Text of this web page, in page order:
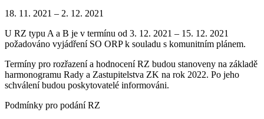
18. 11. 2021 – 2. 12. 2021
U RZ typu A a B je v termínu od 3. 12. 2021 – 15. 12. 2021
požadováno vyjádření SO ORP k souladu s komunitním plánem.
Termíny pro rozřazení a hodnocení RZ budou stanoveny na základě
harmonogramu Rady a Zastupitelstva ZK na rok 2022. Po jeho
schválení budou poskytovatelé informováni.
Podmínky pro podání RZ